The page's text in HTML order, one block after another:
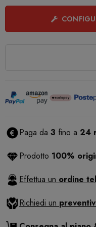
Paga da 3 fino a 24
Prodotto 100%
Effettua un ordine
Richiedi un